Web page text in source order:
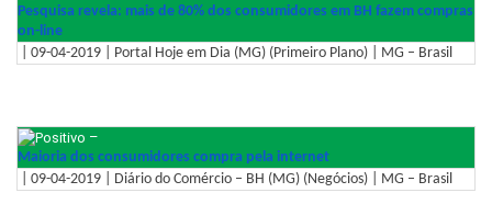
Pesquisa revela: mais de 80% dos consumidores em BH fazem compras
on-line
| 09-04-2019 | Portal Hoje em Dia (MG) (Primeiro Plano) | MG – Brasil
–
Maioria dos consumidores compra pela internet
| 09-04-2019 | Diário do Comércio – BH (MG) (Negócios) | MG – Brasil